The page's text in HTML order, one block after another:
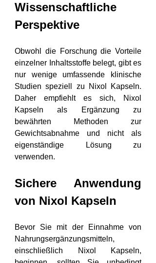
Wissenschaftliche
Perspektive
Obwohl die Forschung die Vorteile
einzelner Inhaltsstoffe belegt, gibt es
nur wenige umfassende klinische
Studien speziell zu Nixol Kapseln.
Daher empfiehlt es sich, Nixol
Kapseln als Ergänzung zu
bewährten Methoden zur
Gewichtsabnahme und nicht als
eigenständige Lösung zu
verwenden.
Sichere Anwendung
von Nixol Kapseln
Bevor Sie mit der Einnahme von
Nahrungsergänzungsmitteln,
einschließlich Nixol Kapseln,